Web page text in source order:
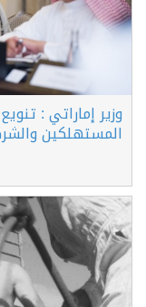
وزير إماراتي :
المستهلكين